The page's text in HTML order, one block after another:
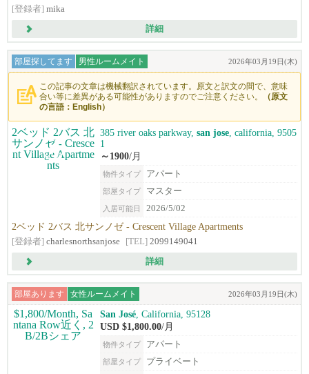
[登録者] mika
詳細
部屋探してます 男性ルームメイト 2026年03月19日(木)
この記事の文章は機械翻訳されています。原文と訳文の間で、意味
合い等に差異がある可能性がありますのでご注意ください。
（原文
の言語：English）
385 river oaks parkway, san jose , california, 9505
1
～1900/月
物件タイプ アパート
部屋タイプ マスター
入居可能日 2026/5/02
2ベッド 2バス 北サンノゼ - Crescent Village Apartments
[登録者] charlesnorthsanjose [TEL] 2099149041
詳細
部屋あります 女性ルームメイト 2026年03月19日(木)
San José , California, 95128
USD $1,800.00/月
物件タイプ アパート
部屋タイプ プライベート